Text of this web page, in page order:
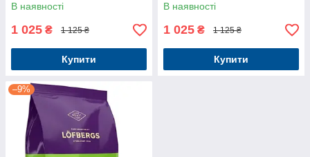
В наявності
1 025 ₴ 1 125 ₴
Купити
В наявності
1 025 ₴ 1 125 ₴
Купити
–9%